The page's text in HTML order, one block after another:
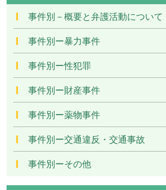
事件別－概要と弁護活動について
事件別ー暴力事件
事件別ー性犯罪
事件別ー財産事件
事件別ー薬物事件
事件別ー交通違反・交通事故
事件別ーその他